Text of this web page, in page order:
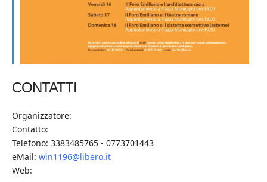
CONTATTI
Organizzatore:
Contatto:
Telefono: 3383485765 - 0773701443
eMail: win1196@libero.it
Web: